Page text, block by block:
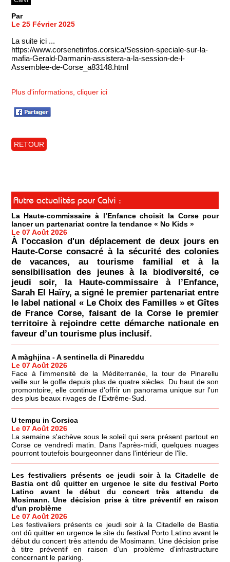
Par
Le 25 Février 2025
La suite ici ...
https://www.corsenetinfos.corsica/Session-speciale-sur-la-
mafia-Gerald-Darmanin-assistera-a-la-session-de-l-
Assemblee-de-Corse_a83148.html
Plus d'informations, cliquer ici
RETOUR
Autre actualités pour Calvi :
La Haute-commissaire à l’Enfance choisit la Corse pour
lancer un partenariat contre la tendance « No Kids »
Le 07 Août 2026
À l'occasion d'un déplacement de deux jours en
Haute-Corse consacré à la sécurité des colonies
de vacances, au tourisme familial et à la
sensibilisation des jeunes à la biodiversité, ce
jeudi soir, la Haute-commissaire à l’Enfance,
Sarah El Haïry, a signé le premier partenariat entre
le label national « Le Choix des Familles » et Gîtes
de France Corse, faisant de la Corse le premier
territoire à rejoindre cette démarche nationale en
faveur d’un tourisme plus inclusif.
A màghjina - A sentinella di Pinareddu
Le 07 Août 2026
Face à l'immensité de la Méditerranée, la tour de Pinarellu
veille sur le golfe depuis plus de quatre siècles. Du haut de son
promontoire, elle continue d'offrir un panorama unique sur l'un
des plus beaux rivages de l'Extrême-Sud.
U tempu in Corsica
Le 07 Août 2026
La semaine s'achève sous le soleil qui sera présent partout en
Corse ce vendredi matin. Dans l'après-midi, quelques nuages
pourront toutefois bourgeonner dans l'intérieur de l'île.
Les festivaliers présents ce jeudi soir à la Citadelle de
Bastia ont dû quitter en urgence le site du festival Porto
Latino avant le début du concert très attendu de
Mosimann. Une décision prise à titre préventif en raison
d'un problème
Le 07 Août 2026
Les festivaliers présents ce jeudi soir à la Citadelle de Bastia
ont dû quitter en urgence le site du festival Porto Latino avant le
début du concert très attendu de Mosimann. Une décision prise
à titre préventif en raison d'un problème d'infrastructure
concernant le parking.